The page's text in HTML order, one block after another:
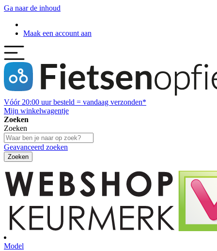
Ga naar de inhoud
Maak een account aan
Vóór 20:00 uur besteld = vandaag verzonden*
Mijn winkelwagentje
Zoeken
Zoeken
Geavanceerd zoeken
Zoeken
Model